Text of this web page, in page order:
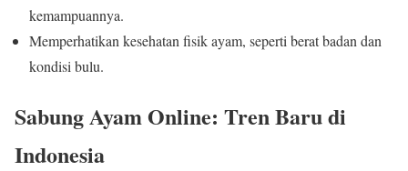
kemampuannya.
Memperhatikan kesehatan fisik ayam, seperti berat badan dan
kondisi bulu.
Sabung Ayam Online: Tren Baru di
Indonesia